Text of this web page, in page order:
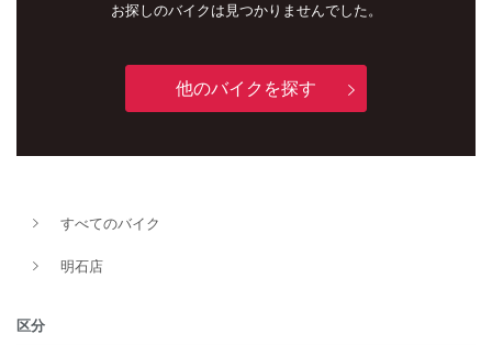
お探しのバイクは見つかりませんでした。
他のバイクを探す
すべてのバイク
明石店
区分
新車
タイプ